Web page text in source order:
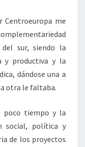
Centroeuropa me
sur, siendo la
y productiva y la
dándose una a
otra le faltaba.
poco tiempo y la
social, política y
de los proyectos